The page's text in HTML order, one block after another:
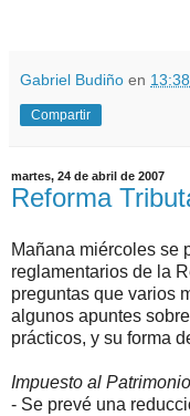
Gabriel Budiño en 13:38
Compartir
martes, 24 de abril de 2007
Reforma
Mañana miércoles se
reglamentarios de la
preguntas que varios
algunos apuntes
prácticos, y su forma
Impuesto al
- Se prevé una